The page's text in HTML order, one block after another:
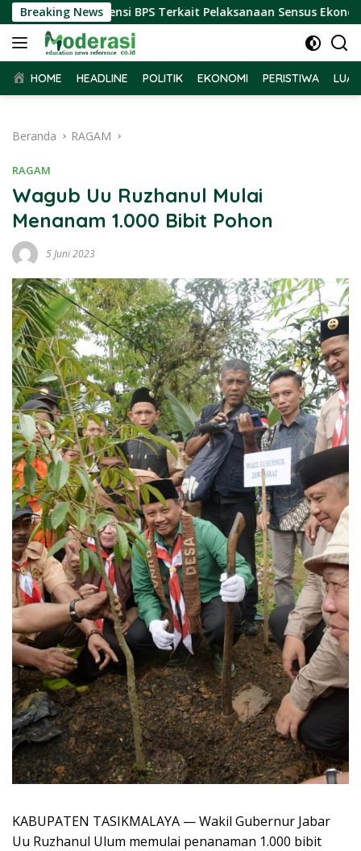
Langsung
ke
konten
Breaking News
Audiensi BPS Terkait Pelaksanaan Sensus Ekonomi 2026
HOME HEADLINE POLITIK EKONOMI PERISTIWA
Beranda RAGAM
RAGAM
Wagub Uu Ruzhanul Mulai
Menanam 1.000 Bibit Pohon
5 Juni 2023
KABUPATEN TASIKMALAYA — Wakil Gubernur Jabar
Uu Ruzhanul Ulum memulai penanaman 1.000 bibit